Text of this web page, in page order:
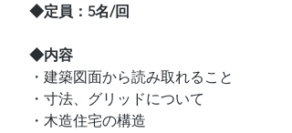
◆定員：5名/回
◆内容
・建築図面から読み取れること
・寸法、グリッドについて
・木造住宅の構造